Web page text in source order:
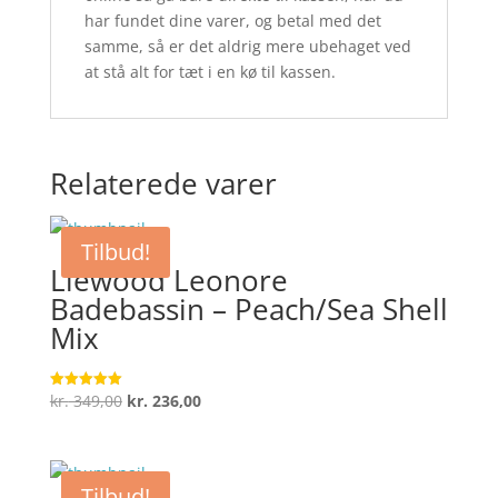
har fundet dine varer, og betal med det
samme, så er det aldrig mere ubehaget ved
at stå alt for tæt i en kø til kassen.
Relaterede varer
Tilbud!
Liewood Leonore
Badebassin – Peach/Sea Shell
Mix
Vurderet
5
kr.349,00 Den
var:
kr. 236,00Den